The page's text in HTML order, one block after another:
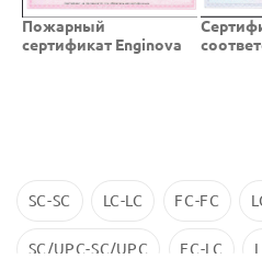
Пожарный
сертификат Enginova
SC-SC LC-LC FC-FC
SC/UPC-SC/UPC FC-LC